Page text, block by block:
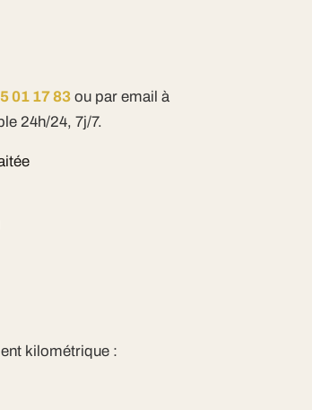
01 17 83 ou par email à
24h/24, 7j/7.
kilométrique :